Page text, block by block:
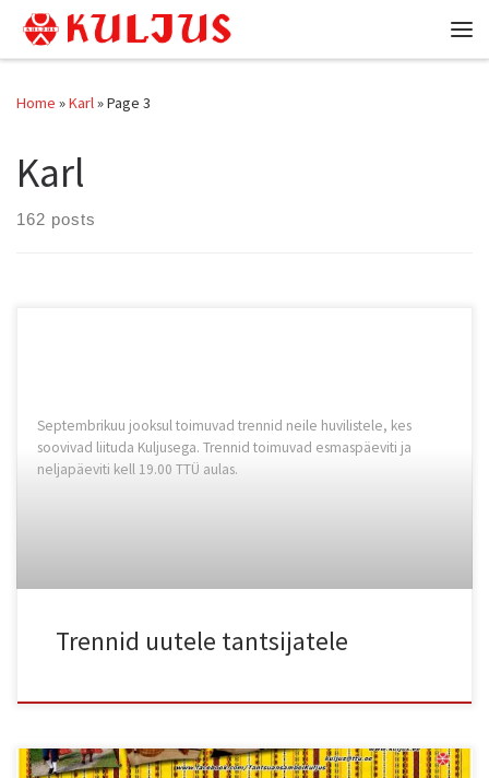
Skip to content
Home »Karl»Page 3
Karl
162 posts
Septembrikuu jooksul toimuvad trennid neile huvilistele, kes
soovivad liituda Kuljusega. Trennid toimuvad esmaspäeviti ja
neljapäeviti kell 19.00 TTÜ aulas.
Trennid uutele tantsijatele